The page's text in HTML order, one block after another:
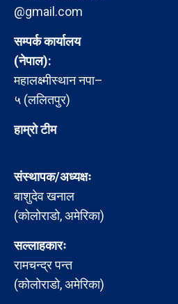
@gmail.com
सम्पर्क कार्यालय
(नेपाल):
महालक्ष्मीस्थान नपा–
५ (ललितपुर)
हाम्रो टीम
संस्थापक/अध्यक्षः
बाशुदेव खनाल
(कोलोराडो, अमेरिका)
सल्लाहकारः
रामचन्द्र पन्त
(कोलोराडो, अमेरिका)